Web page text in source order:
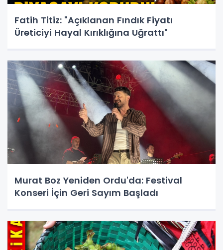
Fatih Titiz: "Açıklanan Fındık Fiyatı
Üreticiyi Hayal Kırıklığına Uğrattı"
Murat Boz Yeniden Ordu'da: Festival
Konseri İçin Geri Sayım Başladı